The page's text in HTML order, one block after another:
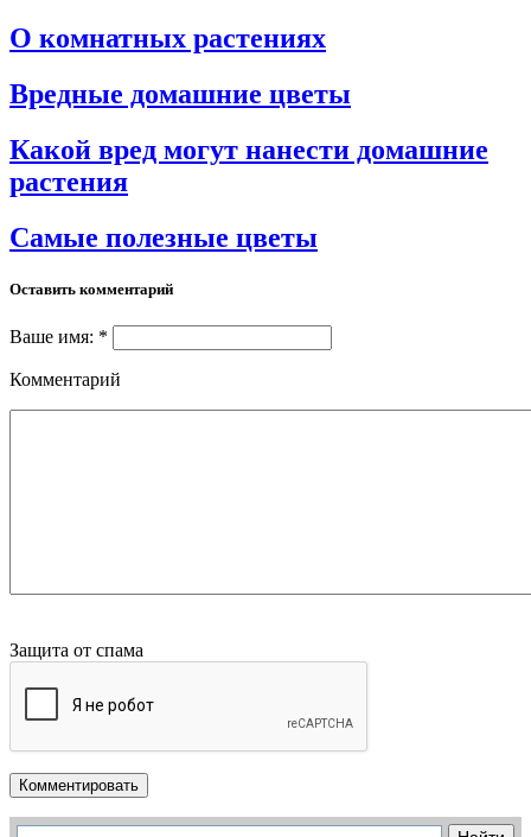
О комнатных растениях
Вредные домашние цветы
Какой вред могут нанести домашние
растения
Самые полезные цветы
Оставить комментарий
Ваше имя: *
Комментарий
Защита от спама
Комментировать